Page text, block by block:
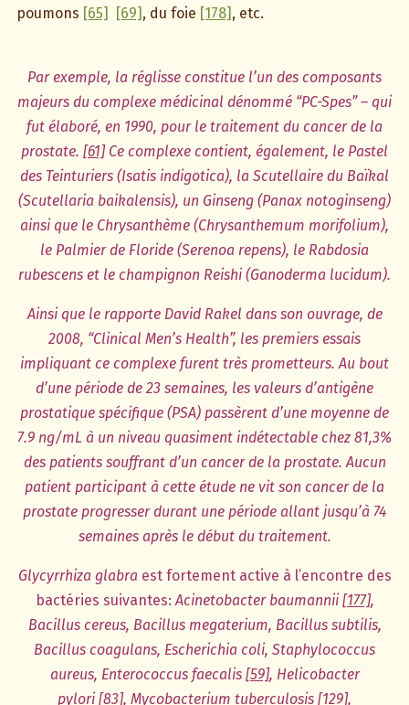
poumons [65] [69] , du foie [178] , etc.
Par exemple, la réglisse constitue l’un des composants
majeurs du complexe médicinal dénommé “PC-Spes” – qui
fut élaboré, en 1990, pour le traitement du cancer de la
prostate. [61] Ce complexe contient, également, le Pastel
des Teinturiers (Isatis indigotica), la Scutellaire du Baïkal
(Scutellaria baikalensis), un Ginseng (Panax notoginseng)
ainsi que le Chrysanthème (Chrysanthemum morifolium),
le Palmier de Floride (Serenoa repens), le Rabdosia
rubescens et le champignon Reishi (Ganoderma lucidum).
Ainsi que le rapporte David Rakel dans son ouvrage, de
2008, “Clinical Men’s Health”, les premiers essais
impliquant ce complexe furent très prometteurs. Au bout
d’une période de 23 semaines, les valeurs d’antigène
prostatique spécifique (PSA) passèrent d’une moyenne de
7.9 ng/mL à un niveau quasiment indétectable chez 81,3%
des patients souffrant d’un cancer de la prostate. Aucun
patient participant à cette étude ne vit son cancer de la
prostate progresser durant une période allant jusqu’à 74
semaines après le début du traitement.
Glycyrrhiza glabraest fortement active à l’encontre des
bactéries suivantes: Acinetobacter baumannii [177],
Bacillus cereus, Bacillus megaterium, Bacillus subtilis,
Bacillus coagulans, Escherichia coli, Staphylococcus
aureus, Enterococcus faecalis [59], Helicobacter
pylori [83], Mycobacterium tuberculosis [129],